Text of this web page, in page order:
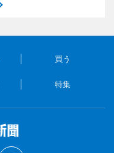
買う
特集